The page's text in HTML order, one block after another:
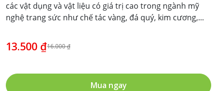
các vật dụng và vật liệu có giá trị cao trong ngành mỹ
nghệ trang sức như chế tác vàng, đá quý, kim cương,...
13.500 ₫16.000 ₫
Mua ngay